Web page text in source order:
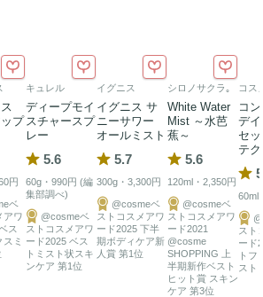
イレクトにアプローチし、内側から発光
えます。
たダブルレイヤー（2層式）
層」と「植物由来の保湿エッセンス
直前に振ることで、新鮮な ビタミンC
込み、肌への浸透（角質層まで）をサポ
かず、しっとりとした潤いが長時間持続
ッとひと吹きで栄養補給
プ
円
ベ
アワ
ス
スミ
キュレル
ディープモイ
スチャースプ
レー
5.6
60g・990円 (編
集部調べ)
@cosmeベ
ストコスメアワ
ード2025 ベス
トミスト状スキ
ンケア 第1位
イグニス
イグニス サ
ニーサワー
オールミスト
5.7
300g・3,300円
@cosmeベ
ストコスメアワ
ード2025 下半
期ボディケア新
人賞 第1位
シロノサクラ｡
White Water
Mist ～水芭
蕉～
5.6
120ml・2,350円
@cosmeベ
ストコスメアワ
ード2021
@cosme
SHOPPING 上
半期新作ベスト
ヒット賞 スキン
ケア 第3位
コス
コ
デ
セ
テ
60ml
スト
ード
トフ
スト